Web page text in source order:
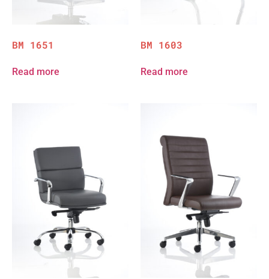
BM 1651
Read more
BM 1603
Read more